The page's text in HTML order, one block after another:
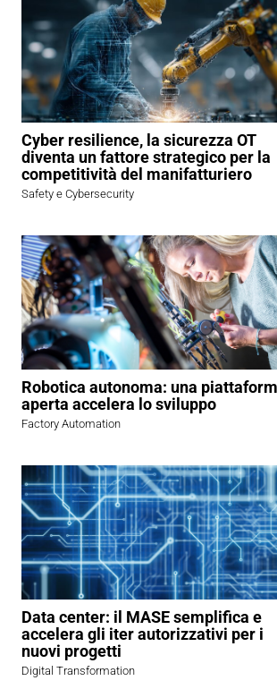
Cyber resilience, la sicurezza OT
diventa un fattore strategico per la
competitività del manifatturiero
Safety e Cybersecurity
Robotica autonoma: una
aperta accelera lo sviluppo
Factory Automation
Data center: il MASE semplifica e
accelera gli iter autorizzativi per i
nuovi progetti
Digital Transformation